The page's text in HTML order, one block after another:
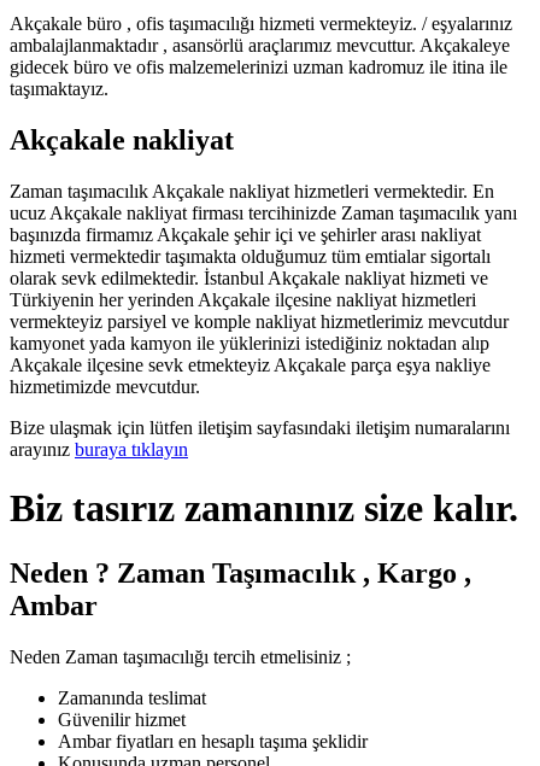
Akçakale büro , ofis taşımacılığı hizmeti vermekteyiz. / eşyalarınız
ambalajlanmaktadır , asansörlü araçlarımız mevcuttur. Akçakaleye
gidecek büro ve ofis malzemelerinizi uzman kadromuz ile itina ile
taşımaktayız.
Akçakale nakliyat
Zaman taşımacılık Akçakale nakliyat hizmetleri vermektedir. En
ucuz Akçakale nakliyat firması tercihinizde Zaman taşımacılık yanı
başınızda firmamız Akçakale şehir içi ve şehirler arası nakliyat
hizmeti vermektedir taşımakta olduğumuz tüm emtialar sigortalı
olarak sevk edilmektedir. İstanbul Akçakale nakliyat hizmeti ve
Türkiyenin her yerinden Akçakale ilçesine nakliyat hizmetleri
vermekteyiz parsiyel ve komple nakliyat hizmetlerimiz mevcutdur
kamyonet yada kamyon ile yüklerinizi istediğiniz noktadan alıp
Akçakale ilçesine sevk etmekteyiz Akçakale parça eşya nakliye
hizmetimizde mevcutdur.
Bize ulaşmak için lütfen iletişim sayfasındaki iletişim numaralarını
arayınız buraya tıklayın
Biz tasırız zamanınız size kalır.
Neden ? Zaman Taşımacılık , Kargo ,
Ambar
Neden Zaman taşımacılığı tercih etmelisiniz ;
Zamanında teslimat
Güvenilir hizmet
Ambar fiyatları en hesaplı taşıma şeklidir